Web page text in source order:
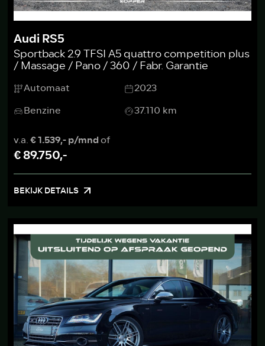
Audi RS5
Sportback 2.9 TFSI A5 quattro competition plus
/ Massage / Pano / 360 / Fabr. Garantie
Automaat
2023
Benzine
37.110 km
v.a.€ 1.539,- p/mndof
€ 89.750,-
BEKIJK DETAILS